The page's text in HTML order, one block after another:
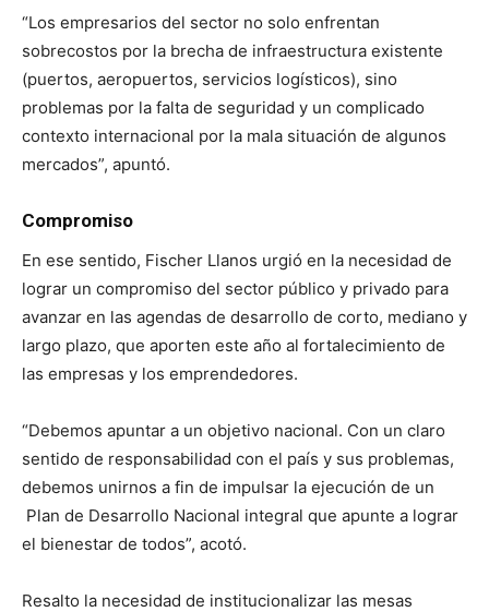
“Los empresarios del sector no solo enfrentan
sobrecostos por la brecha de infraestructura existente
(puertos, aeropuertos, servicios logísticos), sino
problemas por la falta de seguridad y un complicado
contexto internacional por la mala situación de algunos
mercados”, apuntó.
Compromiso
En ese sentido, Fischer Llanos urgió en la necesidad de
lograr un compromiso del sector público y privado para
avanzar en las agendas de desarrollo de corto, mediano y
largo plazo, que aporten este año al fortalecimiento de
las empresas y los emprendedores.
“Debemos apuntar a un objetivo nacional. Con un claro
sentido de responsabilidad con el país y sus problemas,
debemos unirnos a fin de impulsar la ejecución de un
Plan de Desarrollo Nacional integral que apunte a lograr
el bienestar de todos”, acotó.
Resalto la necesidad de institucionalizar las mesas